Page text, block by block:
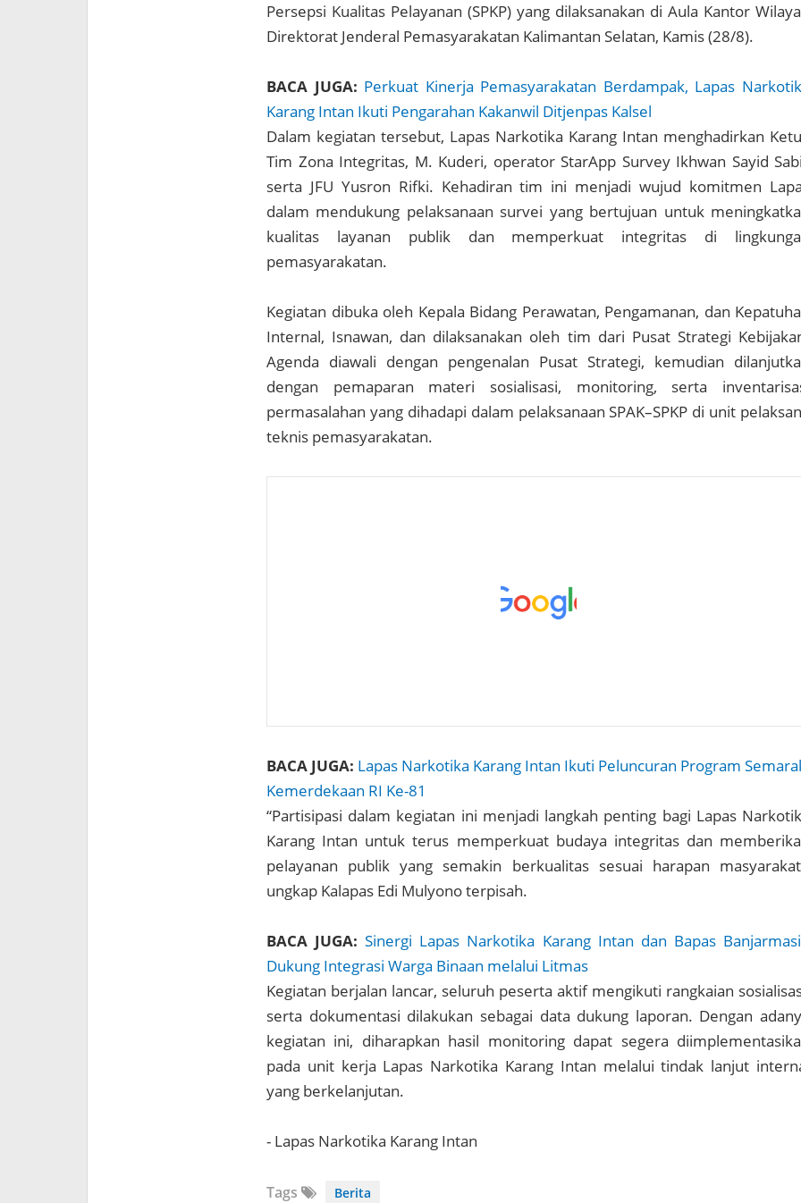
Persepsi Kualitas Pelayanan (SPKP) yang dilaksanakan di Aula Kantor
Direktorat Jenderal Pemasyarakatan Kalimantan Selatan, Kamis (28/8).
BACA JUGA: Perkuat Kinerja Pemasyarakatan Berdampak, Lapas
Karang Intan Ikuti Pengarahan Kakanwil Ditjenpas Kalsel
Dalam kegiatan tersebut, Lapas Narkotika Karang Intan menghadirkan
Tim Zona Integritas, M. Kuderi, operator StarApp Survey Ikhwan Sayid
serta JFU Yusron Rifki. Kehadiran tim ini menjadi wujud komitmen
dalam mendukung pelaksanaan survei yang bertujuan untuk
kualitas layanan publik dan memperkuat integritas di
pemasyarakatan.
Kegiatan dibuka oleh Kepala Bidang Perawatan, Pengamanan, dan
Internal, Isnawan, dan dilaksanakan oleh tim dari Pusat Strategi
Agenda diawali dengan pengenalan Pusat Strategi, kemudian
dengan pemaparan materi sosialisasi, monitoring, serta
permasalahan yang dihadapi dalam pelaksanaan SPAK–SPKP di unit
teknis pemasyarakatan.
BACA JUGA: Lapas Narkotika Karang Intan Ikuti Peluncuran Program
Kemerdekaan RI Ke-81
“Partisipasi dalam kegiatan ini menjadi langkah penting bagi Lapas
Karang Intan untuk terus memperkuat budaya integritas dan
pelayanan publik yang semakin berkualitas sesuai harapan
ungkap Kalapas Edi Mulyono terpisah.
BACA JUGA: Sinergi Lapas Narkotika Karang Intan dan Bapas
Dukung Integrasi Warga Binaan melalui Litmas
Kegiatan berjalan lancar, seluruh peserta aktif mengikuti rangkaian
serta dokumentasi dilakukan sebagai data dukung laporan. Dengan
kegiatan ini, diharapkan hasil monitoring dapat segera
pada unit kerja Lapas Narkotika Karang Intan melalui tindak lanjut
yang berkelanjutan.
- Lapas Narkotika Karang Intan
Tags Berita